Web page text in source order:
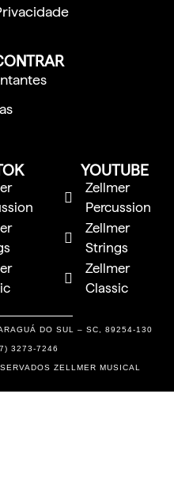
YOUTUBE
Zellmer
Percussion
Zellmer
Strings
Zellmer
Classic
DO SUL – SC, 89254-130
3273-7246
ZELLMER MUSICAL